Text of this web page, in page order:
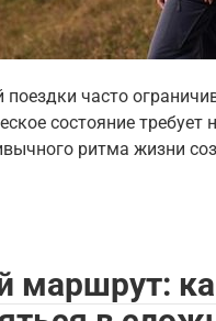
поездки часто
состояние
ритма жизни
маршрут: